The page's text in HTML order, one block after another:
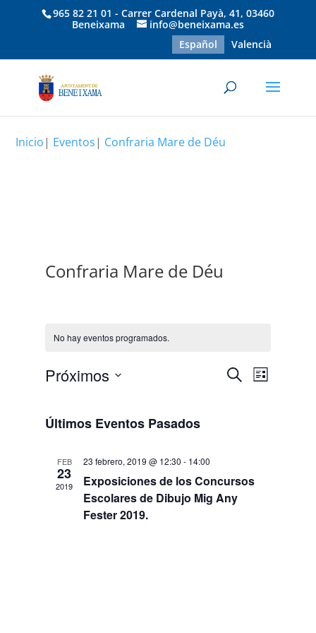
965 82 21 01 - Carrer Cardenal Payà, 41, 03460
Beneixama
info@beneixama.es
Español
Valencià
Inicio| Eventos| Confraria Mare de Déu
Confraria Mare de Déu
No hay eventos programados.
de
Eventos
Buscar
Lista
Próximos
la
fecha.
Últimos Eventos Pasados
FEB
23
2019
23 febrero, 2019 @ 12:30 - 14:00
Exposiciones de los Concursos
Escolares de Dibujo Mig Any
Fester 2019.